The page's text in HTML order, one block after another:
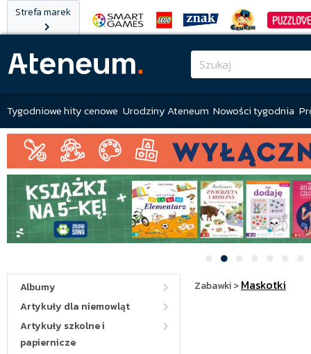
Strefa marek
Tygodniowe hity cenowe Urodziny Ateneum Nowości tygodnia
Albumy
Artykuły dla niemowląt
Artykuły szkolne i
papiernicze
Zabawki>Maskotki